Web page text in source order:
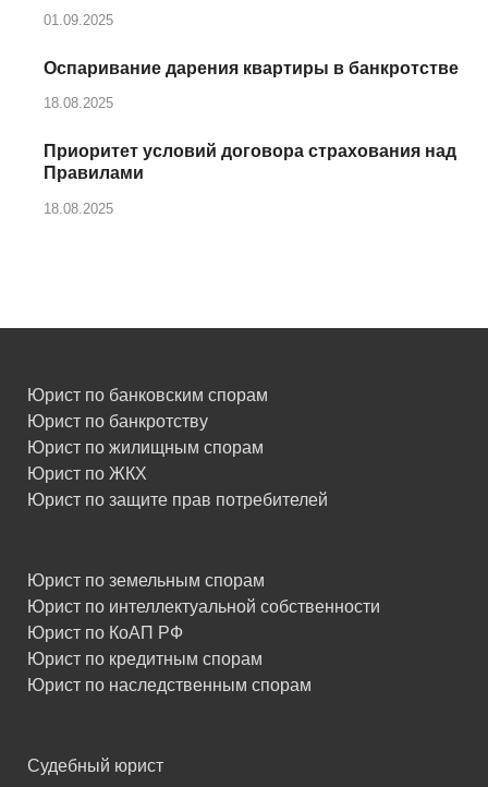
01.09.2025
Оспаривание дарения квартиры в банкротстве
18.08.2025
Приоритет условий договора страхования над
Правилами
18.08.2025
Юрист по банковским спорам
Юрист по банкротству
Юрист по жилищным спорам
Юрист по ЖКХ
Юрист по защите прав потребителей
Юрист по земельным спорам
Юрист по интеллектуальной собственности
Юрист по КоАП РФ
Юрист по кредитным спорам
Юрист по наследственным спорам
Судебный юрист